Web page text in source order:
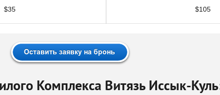
$35 $105
Комплекса Витязь Иссык-